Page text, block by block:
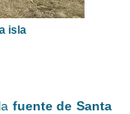
isla
fuente de Santa